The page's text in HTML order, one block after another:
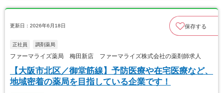
更新日：2026年6月18日 保存する
正社員 調剤薬局
ファーマライズ薬局 梅田新店 ファーマライズ株式会社の薬剤師求人
【大阪市北区／御堂筋線】予防医療や在宅医療など、
地域密着の薬局を目指している企業です！